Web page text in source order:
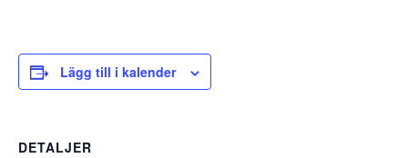
Lägg till i kalender
DETALJER